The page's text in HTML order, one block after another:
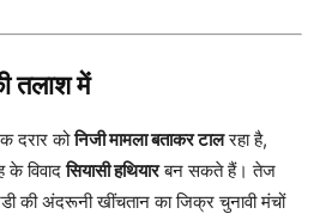
तलाश में
दरार कोनिजी मामला बताकर टालरहा है,
के विवादसियासी हथियारबन सकते हैं। तेज
की अंदरूनी खींचतान का जिक्र चुनावी मंचों